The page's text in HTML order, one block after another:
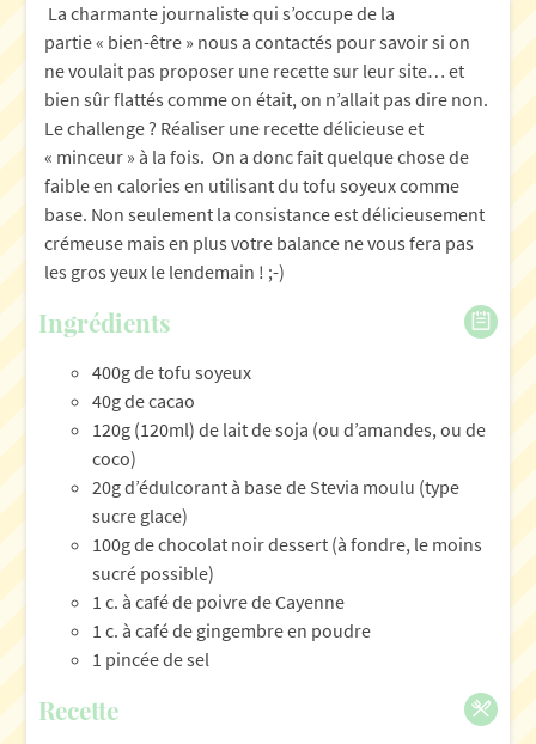
La charmante journaliste qui s’occupe de la
partie « bien-être » nous a contactés pour savoir si on
ne voulait pas proposer une recette sur leur site… et
bien sûr flattés comme on était, on n’allait pas dire non.
Le challenge ? Réaliser une recette délicieuse et
« minceur » à la fois. On a donc fait quelque chose de
faible en calories en utilisant du tofu soyeux comme
base. Non seulement la consistance est délicieusement
crémeuse mais en plus votre balance ne vous fera pas
les gros yeux le lendemain ! ;-)
Ingrédients
400g de tofu soyeux
40g de cacao
120g (120ml) de lait de soja (ou d’amandes, ou de
coco)
20g d’édulcorant à base de Stevia moulu (type
sucre glace)
100g de chocolat noir dessert (à fondre, le moins
sucré possible)
1 c. à café de poivre de Cayenne
1 c. à café de gingembre en poudre
1 pincée de sel
Recette